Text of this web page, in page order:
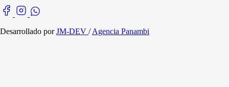
Desarrollado porJM-DEV /Agencia Panambi